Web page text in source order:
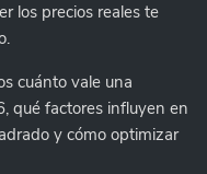
los precios reales te
cuánto vale una
qué factores influyen en
y cómo optimizar